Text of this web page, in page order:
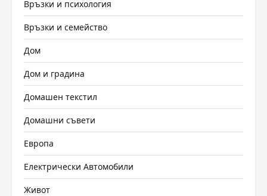
Връзки и психология
Връзки и семейство
Дом
Дом и градина
Домашен текстил
Домашни съвети
Европа
Електрически Автомобили
Живот